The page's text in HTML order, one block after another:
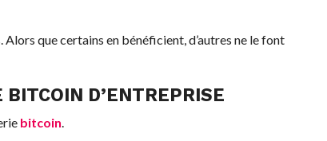
que certains en bénéficient, d’autres ne le font
BITCOIN D’ENTREPRISE
bitcoin